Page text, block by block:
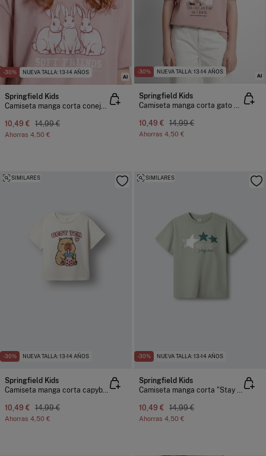
-30% NUEVA TALLA: 13-14 AÑOS
Springfield Kids
Camiseta manga corta conejos niña
10,49 € 14,99 €
Ahorras 4,50 €
-30% NUEVA TALLA: 13-14 AÑOS
Springfield Kids
10,49 € 14,99 €
Ahorras 4,50 €
-30% NUEVA TALLA: 13-14 AÑOS
SIMILARES
Springfield Kids
Camiseta manga corta capybara niña
10,49 € 14,99 €
Ahorras 4,50 €
-30% NUEVA TALLA: 13-14 AÑOS
SIMILARES
Springfield Kids
Camiseta manga corta "Stay True" niña
10,49 € 14,99 €
Ahorras 4,50 €